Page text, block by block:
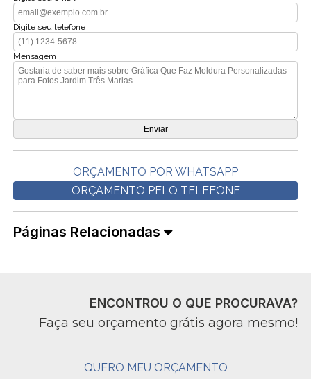
Digite seu telefone
Mensagem
ORÇAMENTO POR WHATSAPP
ORÇAMENTO PELO TELEFONE
Páginas Relacionadas
ENCONTROU O QUE PROCURAVA?
Faça seu orçamento grátis agora mesmo!
QUERO MEU ORÇAMENTO